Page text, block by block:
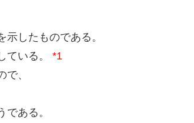
したものである。
ている。 *1
、
ある。